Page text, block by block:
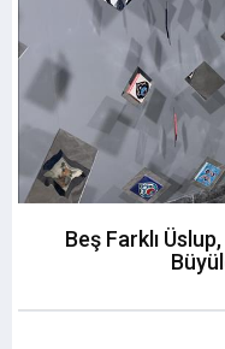
Beş Farklı